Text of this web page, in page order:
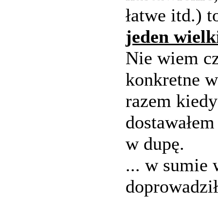
łatwe itd.)
jeden
Nie wiem
konkretne
razem
w dupę.
... w sumie